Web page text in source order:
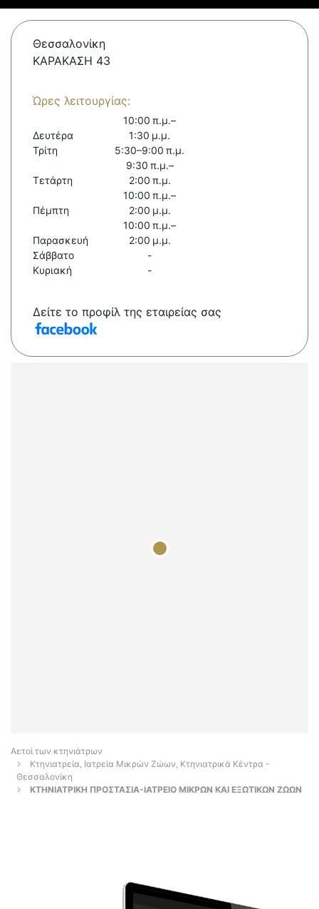
Θεσσαλονίκη
ΚΑΡΑΚΑΣΗ 43
Ώρες λειτουργίας:
Δευτέρα
10:00 π.μ.–
1:30 μ.μ.
Τρίτη
5:30–9:00 π.μ.
Τετάρτη
9:30 π.μ.–
2:00 π.μ.
Πέμπτη
10:00 π.μ.–
2:00 μ.μ.
Παρασκευή
10:00 π.μ.–
2:00 μ.μ.
Σάββατο
-
Κυριακή
-
Δείτε το προφίλ της εταιρείας σας
Αετοί των κτηνιάτρων
Κτηνιατρεία, Ιατρεία Μικρών Ζώων, Κτηνιατρικά Κέντρα -
Θεσσαλονίκη
ΚΤΗΝΙΑΤΡΙΚΗ ΠΡΟΣΤΑΣΙΑ-ΙΑΤΡΕΙΟ ΜΙΚΡΩΝ ΚΑΙ ΕΞΩΤΙΚΩΝ ΖΩΩΝ